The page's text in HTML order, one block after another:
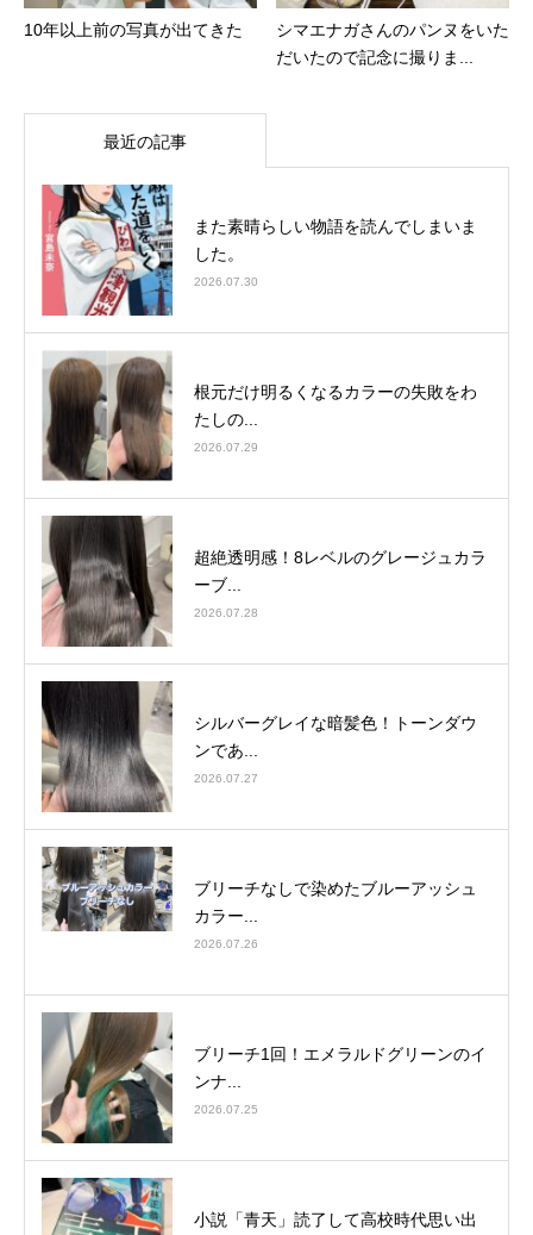
10年以上前の写真が出てきた
シマエナガさんのパンヌをいた
だいたので記念に撮りま...
最近の記事
また素晴らしい物語を読んでしまいま
した。
2026.07.30
根元だけ明るくなるカラーの失敗をわ
たしの...
2026.07.29
超絶透明感！8レベルのグレージュカラ
ーブ...
2026.07.28
シルバーグレイな暗髪色！トーンダウ
ンであ...
2026.07.27
ブリーチなしで染めたブルーアッシュ
カラー...
2026.07.26
ブリーチ1回！エメラルドグリーンのイ
ンナ...
2026.07.25
小説「青天」読了して高校時代思い出